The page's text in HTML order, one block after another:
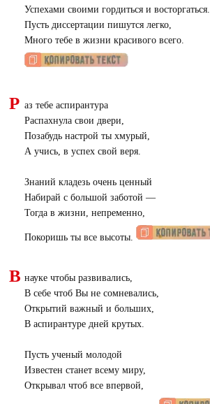
Успехами своими гордиться и восторгаться.
Пусть диссертации пишутся легко,
Много тебе в жизни красивого всего.
Р аз тебе аспирантура
Распахнула свои двери,
Позабудь настрой ты хмурый,
А учись, в успех свой веря.
Знаний кладезь очень ценный
Набирай с большой заботой —
Тогда в жизни, непременно,
Покоришь ты все высоты.
В науке чтобы развивались,
В себе чтоб Вы не сомневались,
Открытий важный и больших,
В аспирантуре дней крутых.
Пусть ученый молодой
Известен станет всему миру,
Открывал чтоб все впервой,